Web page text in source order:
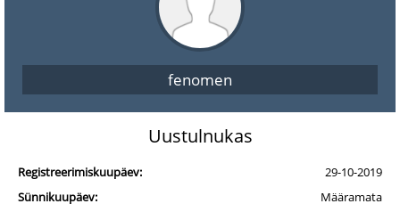
fenomen
Uustulnukas
Registreerimiskuupäev:
29-10-2019
Sünnikuupäev:
Määramata